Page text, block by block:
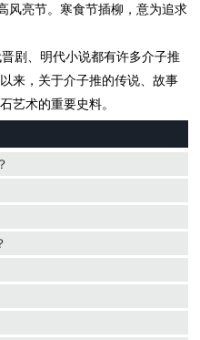
风亮节。寒食节插柳，意为追求
剧、明代小说都有许多介子推
来，关于介子推的传说、故事
艺术的重要史料。